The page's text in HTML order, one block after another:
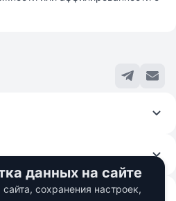
данных на сайте
сохранения настроек,